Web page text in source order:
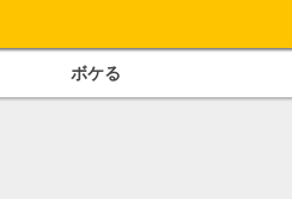
ボケる